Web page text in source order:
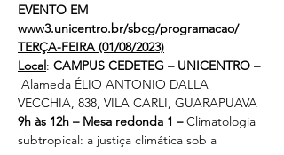
EVENTO EM
www3.unicentro.br/sbcg/programacao/
TERÇA-FEIRA (01/08/2023)
Local: CAMPUS CEDETEG – UNICENTRO –
Alameda ÉLIO ANTONIO DALLA
VECCHIA, 838, VILA CARLI, GUARAPUAVA
9h às 12h – Mesa redonda 1 – Climatologia
subtropical: a justiça climática sob a